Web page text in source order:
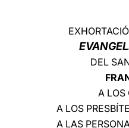
DEL
A LOS
A LOS
A LAS